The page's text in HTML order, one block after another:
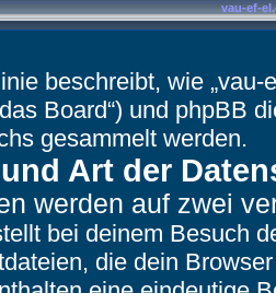
vau-ef-
beschreibt, wie
Board“) und phpBB
gesammelt werden.
Art der
werden auf zwei
bei deinem Besuch
die dein